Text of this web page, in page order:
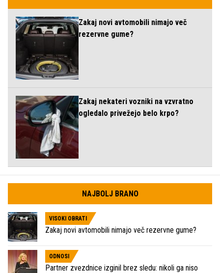
Zakaj novi avtomobili nimajo več
rezervne gume?
Zakaj nekateri vozniki na vzvratno
ogledalo privežejo belo krpo?
NAJBOLJ BRANO
VISOKI OBRATI
Zakaj novi avtomobili nimajo več rezervne gume?
ODNOSI
Partner zvezdnice izginil brez sledu: nikoli ga niso